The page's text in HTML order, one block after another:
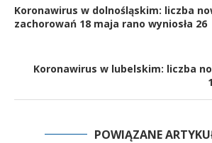
Koronawirus w dolnośląskim: liczba
zachorowań 18 maja rano wyniosła 26
Koronawirus w lubelskim: liczba
POWIĄZANE